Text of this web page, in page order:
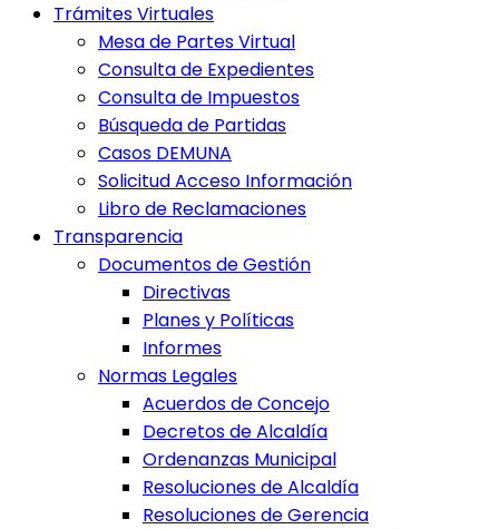
Trámites Virtuales
Mesa de Partes Virtual
Consulta de Expedientes
Consulta de Impuestos
Búsqueda de Partidas
Casos DEMUNA
Solicitud Acceso Información
Libro de Reclamaciones
Transparencia
Documentos de Gestión
Directivas
Planes y Políticas
Informes
Normas Legales
Acuerdos de Concejo
Decretos de Alcaldía
Ordenanzas Municipal
Resoluciones de Alcaldía
Resoluciones de Gerencia